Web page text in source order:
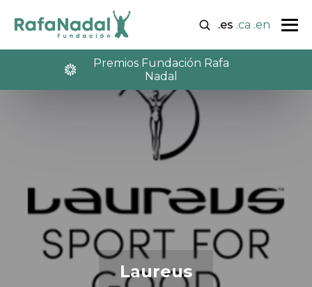
.es .ca .en
Premios Fundación Rafa
Nadal
Laureus